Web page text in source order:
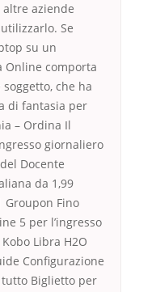
aziende
Se
su un
Online comporta
che ha
di fantasia per
– Ordina Il
giornaliero
Docente
da 1,99
Groupon Fino
5 per l’ingresso
Libra H2O
Configurazione
tutto Biglietto per